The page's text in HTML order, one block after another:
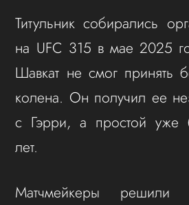
Титульник собирались
на UFC 315 в мае 2025
Шавкат не смог принять
колена. Он получил ее
с Гэрри, а простой уже
лет.
Матчмейкеры решили